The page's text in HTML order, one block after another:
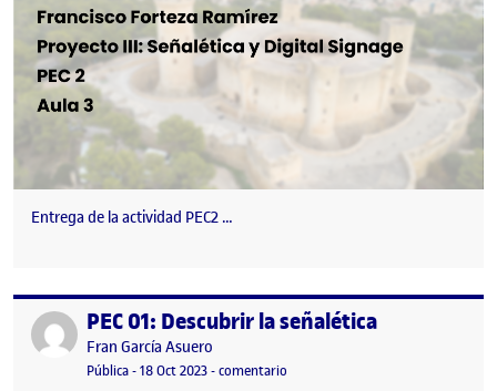
Entrega de la actividad PEC2 …
Publicado porPEC 01: Descubrir la señalética
Publicado por
Fran García Asuero
Visibilidad:
Pública-Fecha de publicación
18 Oct 202318 octubre, 2023 8:47 pm
-comentario